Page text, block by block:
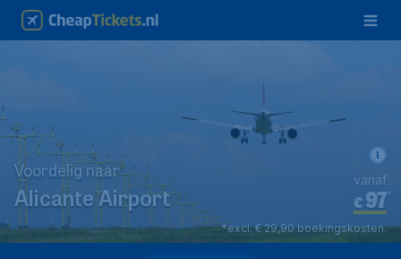
Voordelig naar
Alicante Airport €97*
vanaf
*excl. € 29,90 boekingskosten.